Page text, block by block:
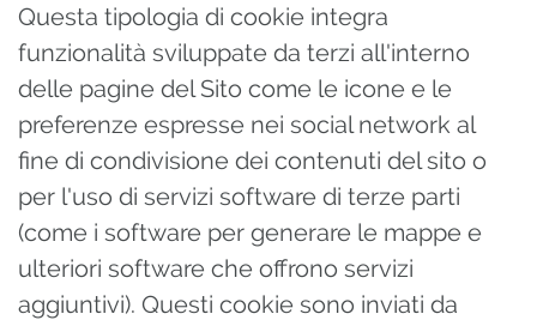
Questa tipologia di cookie integra
funzionalità sviluppate da terzi all'interno
delle pagine del Sito come le icone e le
preferenze espresse nei social network al
fine di condivisione dei contenuti del sito o
per l'uso di servizi software di terze parti
(come i software per generare le mappe e
ulteriori software che offrono servizi
aggiuntivi). Questi cookie sono inviati da